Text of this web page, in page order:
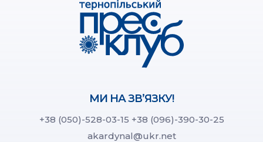
МИ НА ЗВ’ЯЗКУ!
+38 (050)-528-03-15 +38 (096)-390-30-25
akardynal@ukr.net